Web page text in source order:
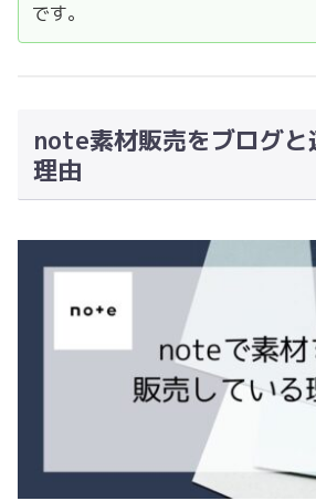
です。
note素材販売をブログと
理由